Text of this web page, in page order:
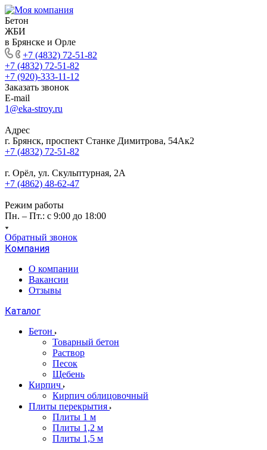
Бетон
ЖБИ
в Брянске и Орле
+7 (4832) 72-51-82
+7 (4832) 72-51-82
+7 (920)-333-11-12
Заказать звонок
E-mail
1@eka-stroy.ru
Адрес
г. Брянск, проспект Станке Димитрова, 54Ак2
+7 (4832) 72-51-82
г. Орёл, ул. Скульптурная, 2А
+7 (4862) 48-62-47
Режим работы
Пн. – Пт.: с 9:00 до 18:00
Обратный звонок
Компания
О компании
Вакансии
Отзывы
Каталог
Бетон
Товарный бетон
Раствор
Песок
Щебень
Кирпич
Кирпич облицовочный
Плиты перекрытия
Плиты 1 м
Плиты 1,2 м
Плиты 1,5 м